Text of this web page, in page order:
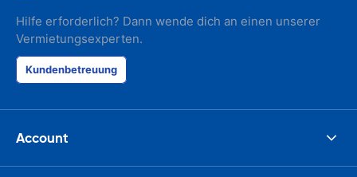
Hilfe erforderlich? Dann wende dich an einen unserer
Vermietungsexperten.
Kundenbetreuung
Account